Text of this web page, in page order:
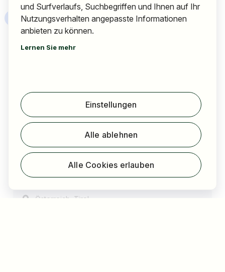
Zu allen Arbeitgebern
Mazaggs Alpenhof am Achensee
Ausgeschriebene Jobs 9
Österreich Tirol
und Surfverlaufs, Suchbegriffen und Ihnen auf Ihr
Nutzungsverhalten angepasste Informationen
anbieten zu können.
Lernen Sie mehr
Einstellungen
Alle ablehnen
Alle Cookies erlauben